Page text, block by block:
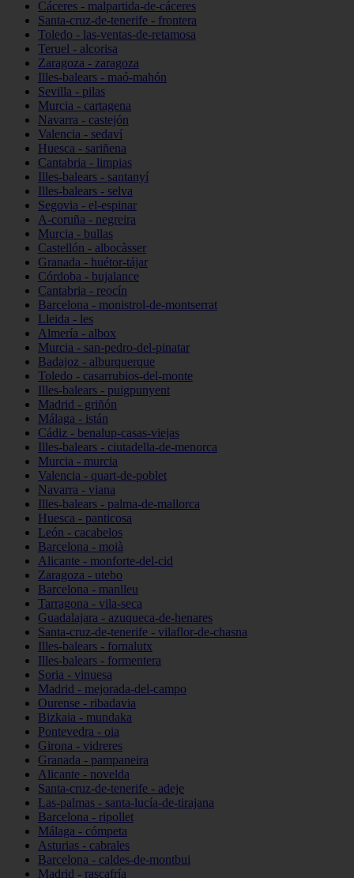
Cáceres - malpartida-de-cáceres
Santa-cruz-de-tenerife - frontera
Toledo - las-ventas-de-retamosa
Teruel - alcorisa
Zaragoza - zaragoza
Illes-balears - maó-mahón
Sevilla - pilas
Murcia - cartagena
Navarra - castejón
Valencia - sedaví
Huesca - sariñena
Cantabria - limpias
Illes-balears - santanyí
Illes-balears - selva
Segovia - el-espinar
A-coruña - negreira
Murcia - bullas
Castellón - albocàsser
Granada - huétor-tájar
Córdoba - bujalance
Cantabria - reocín
Barcelona - monistrol-de-montserrat
Lleida - les
Almería - albox
Murcia - san-pedro-del-pinatar
Badajoz - alburquerque
Toledo - casarrubios-del-monte
Illes-balears - puigpunyent
Madrid - griñón
Málaga - istán
Cádiz - benalup-casas-viejas
Illes-balears - ciutadella-de-menorca
Murcia - murcia
Valencia - quart-de-poblet
Navarra - viana
Illes-balears - palma-de-mallorca
Huesca - panticosa
León - cacabelos
Barcelona - moià
Alicante - monforte-del-cid
Zaragoza - utebo
Barcelona - manlleu
Tarragona - vila-seca
Guadalajara - azuqueca-de-henares
Santa-cruz-de-tenerife - vilaflor-de-chasna
Illes-balears - fornalutx
Illes-balears - formentera
Soria - vinuesa
Madrid - mejorada-del-campo
Ourense - ribadavia
Bizkaia - mundaka
Pontevedra - oia
Girona - vidreres
Granada - pampaneira
Alicante - novelda
Santa-cruz-de-tenerife - adeje
Las-palmas - santa-lucía-de-tirajana
Barcelona - ripollet
Málaga - cómpeta
Asturias - cabrales
Barcelona - caldes-de-montbui
Madrid - rascafría